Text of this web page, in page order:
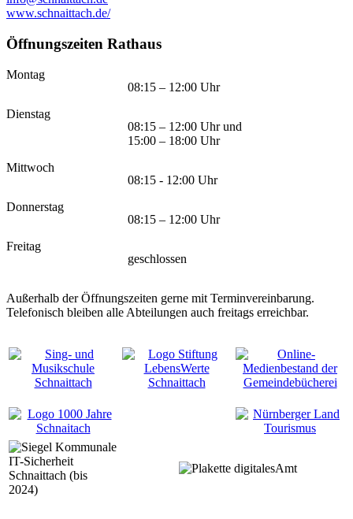
www.schnaittach.de/
Öffnungszeiten Rathaus
Montag
08:15 – 12:00 Uhr
Dienstag
08:15 – 12:00 Uhr und
15:00 – 18:00 Uhr
Mittwoch
08:15 - 12:00 Uhr
Donnerstag
08:15 – 12:00 Uhr
Freitag
geschlossen
Außerhalb der Öffnungszeiten gerne mit Terminvereinbarung.
Telefonisch bleiben alle Abteilungen auch freitags erreichbar.